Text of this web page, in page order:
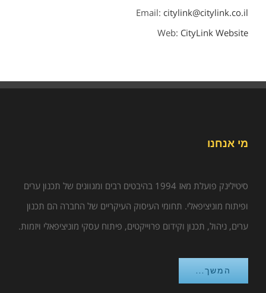
Email: citylink@citylink.co.il
Web: CityLink Website
מי אנחנו
סיטילינק פועלת מאז 1994 בהיבטים רבים ומגוונים של תכנון ערים
ופיתוח מוניציפאלי. תחומי העיסוק העיקריים של החברה הם תכנון
ערים, ניהול, תכנון וקידום פרוייקטים, פיתוח עסקי מוניציפאלי ויזמות.
המשך...